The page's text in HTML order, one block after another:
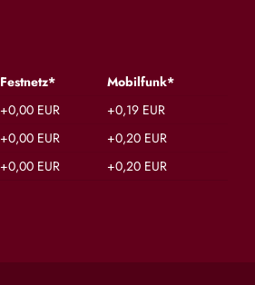
Festnetz*
Mobilfunk*
+0,00 EUR
+0,19 EUR
+0,00 EUR
+0,20 EUR
+0,00 EUR
+0,20 EUR